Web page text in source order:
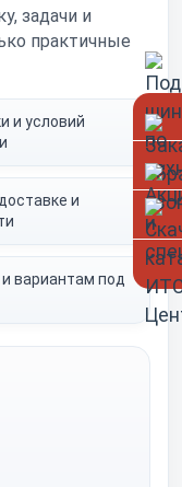
задачи и
практичные
и условий
и
вариантам под